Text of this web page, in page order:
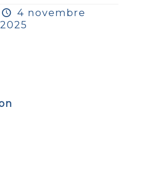
4 novembre
2025